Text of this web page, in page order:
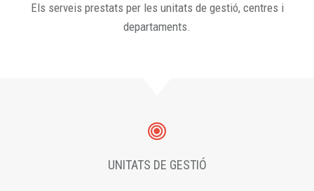
Els serveis prestats per les unitats de gestió, centres i
departaments.
UNITATS DE GESTIÓ